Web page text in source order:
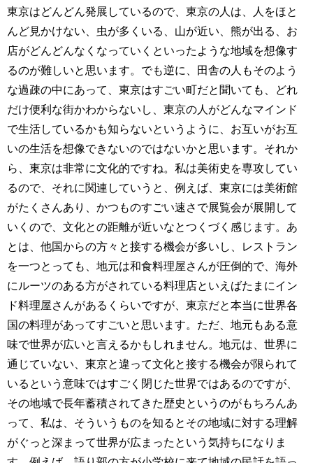
東京はどんどん発展しているので、東京の人は、人をほと
んど見かけない、虫が多くいる、山が近い、熊が出る、お
店がどんどんなくなっていくといったような地域を想像す
るのが難しいと思います。でも逆に、田舎の人もそのよう
な過疎の中にあって、東京はすごい町だと聞いても、どれ
だけ便利な街かわからないし、東京の人がどんなマインド
で生活しているかも知らないというように、お互いがお互
いの生活を想像できないのではないかと思います。それか
ら、東京は非常に文化的ですね。私は美術史を専攻してい
るので、それに関連していうと、例えば、東京には美術館
がたくさんあり、かつものすごい速さで展覧会が展開して
いくので、文化との距離が近いなとつくづく感じます。あ
とは、他国からの方々と接する機会が多いし、レストラン
を一つとっても、地元は和食料理屋さんが圧倒的で、海外
にルーツのある方がされている料理店といえばたまにイン
ド料理屋さんがあるくらいですが、東京だと本当に世界各
国の料理があってすごいと思います。ただ、地元もある意
味で世界が広いと言えるかもしれません。地元は、世界に
通じていない、東京と違って文化と接する機会が限られて
いるという意味ではすごく閉じた世界ではあるのですが、
その地域で長年蓄積されてきた歴史というのがもちろんあ
って、私は、そういうものを知るとその地域に対する理解
がぐっと深まって世界が広まったという気持ちになりま